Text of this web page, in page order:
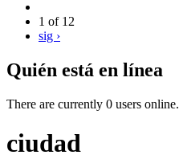
1 of 12
sig ›
Quién está en línea
There are currently 0 users online.
ciudad